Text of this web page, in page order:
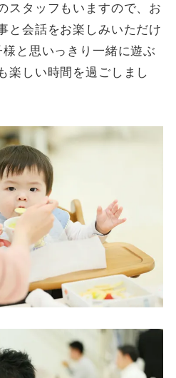
スタッフもいますので、お
と会話をお楽しみいただけ
と思いっきり一緒に遊ぶ
楽しい時間を過ごしまし